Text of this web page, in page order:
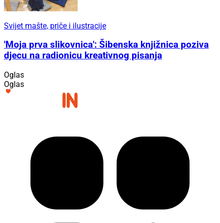
Svijet mašte, priče i ilustracije
'Moja prva slikovnica': Šibenska knjižnica poziva
djecu na radionicu kreativnog pisanja
Oglas
Oglas